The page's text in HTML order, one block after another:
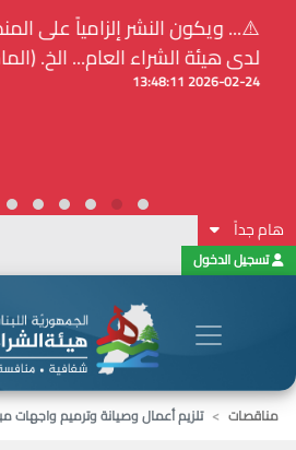
⚠️... ويكون النشر إلزامياً على
لدى هيئة الشراء العام... الخ. (المادة 109 :
2026-02-24 13:48:11
هام جداً
تسجيل الدخول
مناقصات
تلزيم أعمال وصيانة وترميم واجهات